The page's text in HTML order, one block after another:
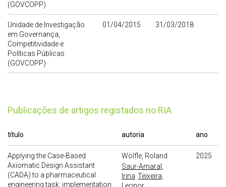
(GOVCOPP)
Unidade de Investigação
em Governança,
Competitividade e
Políticas Públicas
(GOVCOPP)
01/04/2015 31/03/2018
publicações de artigos registados no RIA
título autoria ano
Applying the Case-Based
Axiomatic Design Assistant
(CADA) to a pharmaceutical
engineering task: implementation
Wölfle, Roland
Saur-Amaral,
Irina Teixeira,
2025